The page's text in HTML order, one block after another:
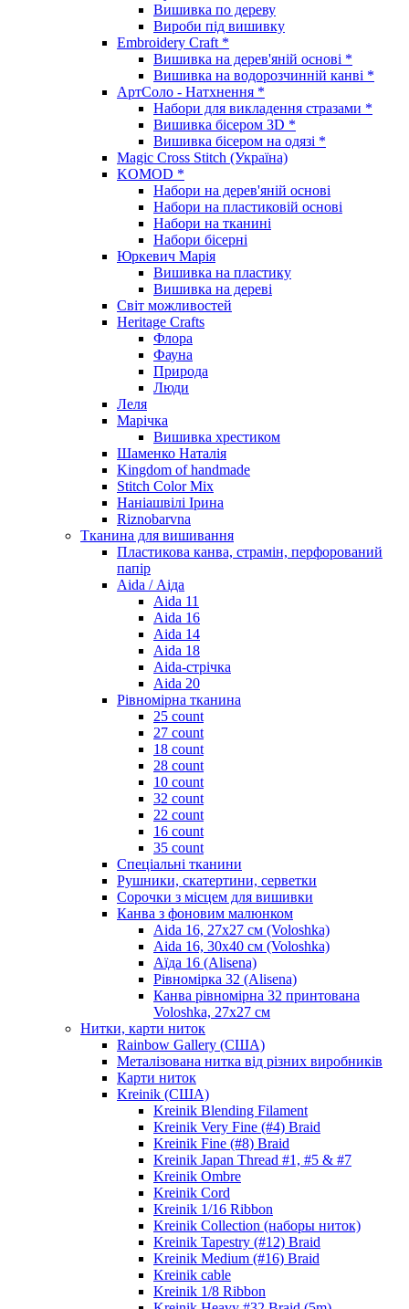
Вишивка по дереву
Вироби під вишивку
Embroidery Craft *
Вишивка на дерев'яній основі *
Вишивка на водорозчинній канві *
АртСоло - Натхнення *
Набори для викладення стразами *
Вишивка бісером 3D *
Вишивка бісером на одязі *
Magic Cross Stitch (Україна)
KOMOD *
Набори на дерев'яній основі
Набори на пластиковій основі
Набори на тканині
Набори бісерні
Юркевич Марія
Вишивка на пластику
Вишивка на дереві
Світ можливостей
Heritage Crafts
Флора
Фауна
Природа
Люди
Леля
Марічка
Вишивка хрестиком
Шаменко Наталія
Kingdom of handmade
Stitch Color Mix
Наніашвілі Ірина
Riznobarvna
Тканина для вишивання
Пластикова канва, страмін, перфорований
папір
Aida / Аіда
Aida 11
Aida 16
Aida 14
Aida 18
Aida-стрічка
Aida 20
Рівномірна тканина
25 count
27 count
18 count
28 count
10 count
32 count
22 count
16 count
35 count
Спеціальні тканини
Рушники, скатертини, серветки
Сорочки з місцем для вишивки
Канва з фоновим малюнком
Aida 16, 27х27 см (Voloshka)
Aida 16, 30х40 см (Voloshka)
Аїда 16 (Alisena)
Рівномірка 32 (Alisena)
Канва рівномірна 32 принтована
Voloshka, 27х27 см
Нитки, карти ниток
Rainbow Gallery (США)
Металізована нитка від різних виробників
Карти ниток
Kreinik (США)
Kreinik Blending Filament
Kreinik Very Fine (#4) Braid
Kreinik Fine (#8) Braid
Kreinik Japan Thread #1, #5 & #7
Kreinik Ombre
Kreinik Cord
Kreinik 1/16 Ribbon
Kreinik Collection (наборы ниток)
Kreinik Tapestry (#12) Braid
Kreinik Medium (#16) Braid
Kreinik cable
Kreinik 1/8 Ribbon